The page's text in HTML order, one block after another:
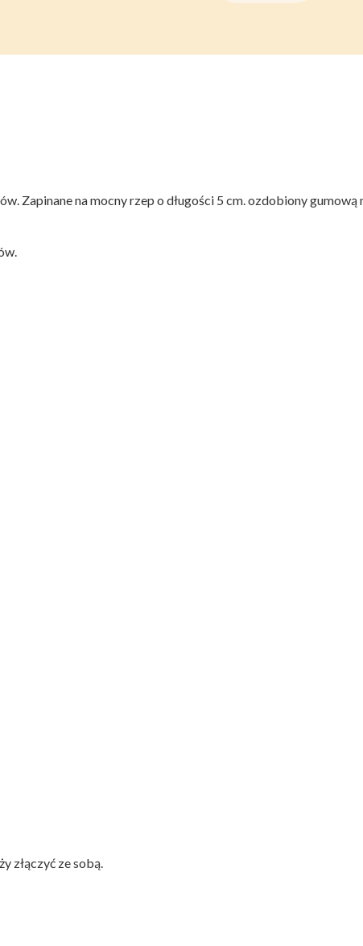
Zapinane na mocny rzep o długości 5 cm. ozdobiony
złączyć ze sobą.